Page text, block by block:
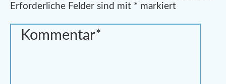
Erforderliche Felder sind mit * markiert